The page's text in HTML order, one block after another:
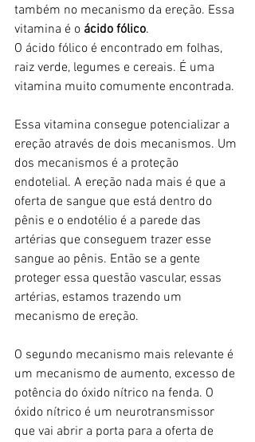
também no mecanismo da ereção. Essa
vitamina é o ácido fólico.
O ácido fólico é encontrado em folhas,
raiz verde, legumes e cereais. É uma
vitamina muito comumente encontrada.
Essa vitamina consegue potencializar a
ereção através de dois mecanismos. Um
dos mecanismos é a proteção
endotelial. A ereção nada mais é que a
oferta de sangue que está dentro do
pênis e o endotélio é a parede das
artérias que conseguem trazer esse
sangue ao pênis. Então se a gente
proteger essa questão vascular, essas
artérias, estamos trazendo um
mecanismo de ereção.
O segundo mecanismo mais relevante é
um mecanismo de aumento, excesso de
potência do óxido nítrico na fenda. O
óxido nítrico é um neurotransmissor
que vai abrir a porta para a oferta de